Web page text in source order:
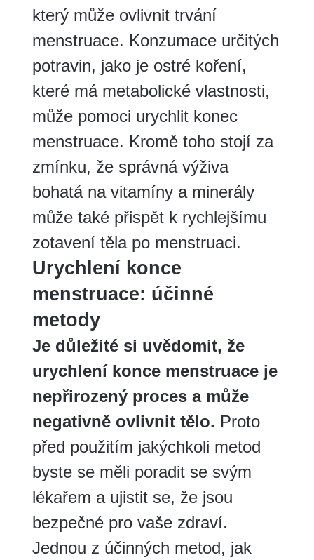
který může ovlivnit trvání
menstruace. Konzumace určitých
potravin, jako je ostré koření,
které má metabolické vlastnosti,
může pomoci urychlit konec
menstruace. Kromě toho stojí za
zmínku, že správná výživa
bohatá na vitamíny a minerály
může také přispět k rychlejšímu
zotavení těla po menstruaci.
Urychlení konce
menstruace: účinné
metody
Je důležité si uvědomit, že
urychlení konce menstruace je
nepřirozený proces a může
negativně ovlivnit tělo. Proto
před použitím jakýchkoli metod
byste se měli poradit se svým
lékařem a ujistit se, že jsou
bezpečné pro vaše zdraví.
Jednou z účinných metod, jak